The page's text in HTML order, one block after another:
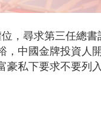
，尋求第三任總
，中國金牌投資人
豪私下要求不要列